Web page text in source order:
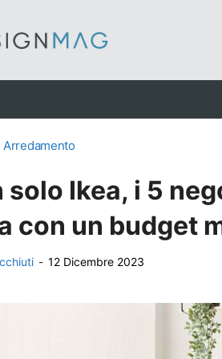
Arredamento
solo Ikea, i 5
con un budget
- 12 Dicembre 2023